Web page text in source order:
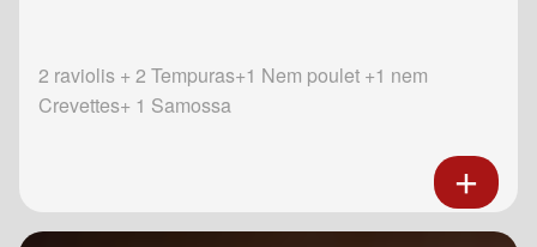
2 raviolis + 2 Tempuras+1 Nem poulet +1 nem
Crevettes+ 1 Samossa